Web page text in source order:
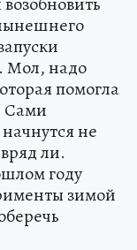
Мол, надо
помогла
Сами
не
ли.
году
зимой